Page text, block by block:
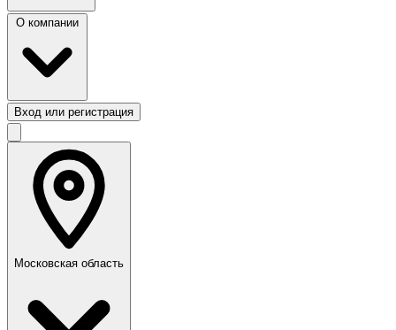
Вход или регистрация
Московская область